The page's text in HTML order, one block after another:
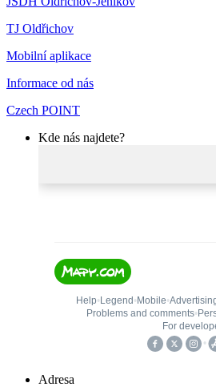
TJ Oldřichov
Mobilní aplikace
Informace od nás
Czech POINT
Kde nás najdete?
Adresa